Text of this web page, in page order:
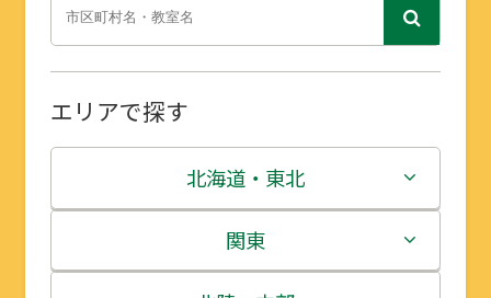
エリアで探す
北海道・東北
北海道
関東